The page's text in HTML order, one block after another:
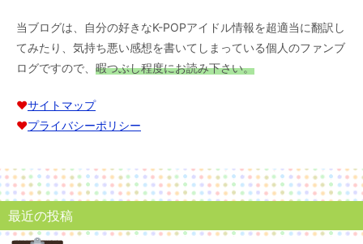
当ブログは、自分の好きなK-POPアイドル情報を超適当に翻訳し
てみたり、気持ち悪い感想を書いてしまっている個人のファンブ
ログですので、 暇つぶし程度にお読み下さい。
♥︎サイトマップ
♥︎プライバシーポリシー
最近の投稿